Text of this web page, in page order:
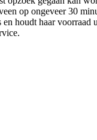
op ongeveer 30
houdt haar